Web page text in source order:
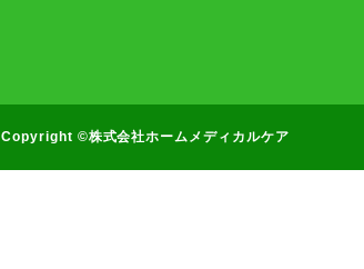
Copyright ©株式会社ホームメディカルケア